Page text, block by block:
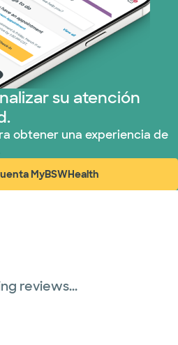
su atención
obtener una experiencia de
MyBSWHealth
(abre en ventana nueva)
reviews...